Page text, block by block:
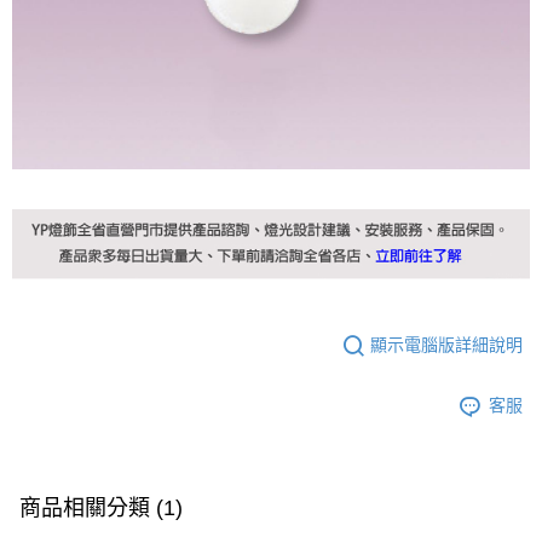
顯示電腦版詳細說明
客服
商品相關分類 (1)